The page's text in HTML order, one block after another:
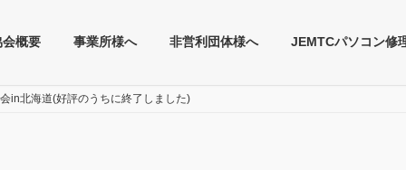
会概要 事業所様へ 非営利団体様へ JEMTCパソコン修
in北海道(好評のうちに終了しました)